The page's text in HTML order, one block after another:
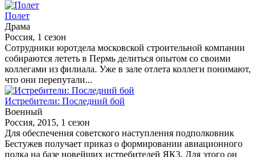
Полет
Драма
Россия, 1 сезон
Сотрудники юротдела московской строительной компании
собираются лететь в Пермь делиться опытом со своими
коллегами из филиала. Уже в зале отлета коллеги понимают,
что они перепутали...
Истребители: Последний бой
Военный
Россия, 2015, 1 сезон
Для обеспечения советского наступления подполковник
Бестужев получает приказ о формировании авиационного
полка на базе новейших истребителей ЯК3. Для этого он